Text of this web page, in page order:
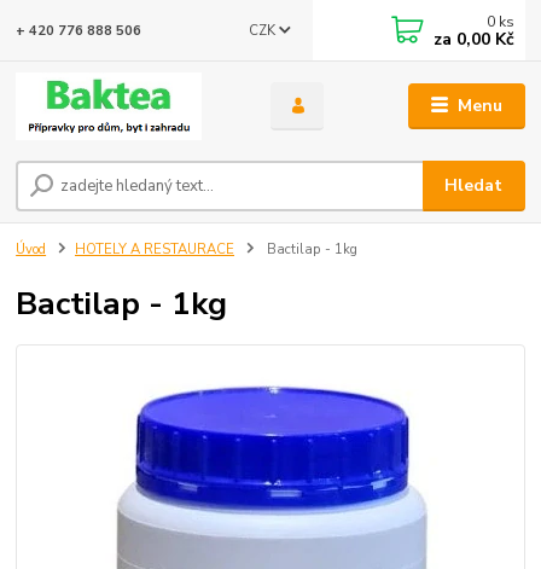
Menu
CZK
Hledat
+ 420 776 888 506 0 ks
za 0,00 Kč
Úvod HOTELY A RESTAURACE Bactilap - 1kg
Bactilap - 1kg